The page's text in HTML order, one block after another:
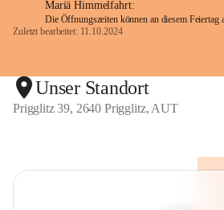
Mariä Himmelfahrt:
Die Öffnungszeiten können an diesem Feiertag
Zuletzt bearbeitet: 11.10.2024
Unser Standort
Prigglitz 39, 2640 Prigglitz, AUT